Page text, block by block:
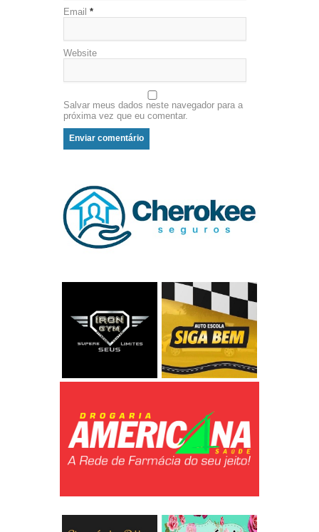
Email *
Website
Salvar meus dados neste navegador para a
próxima vez que eu comentar.